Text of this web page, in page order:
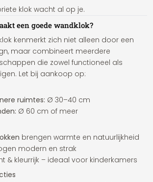
klok wacht al op je.
een goede wandklok?
kenmerkt zich niet alleen door een
maar combineert meerdere
die zowel functioneel als
Let bij aankoop op:
ruimtes: Ø 30–40 cm
Ø 60 cm of meer
brengen warmte en natuurlijkheid
modern en strak
& kleurrijk – ideaal voor kinderkamers